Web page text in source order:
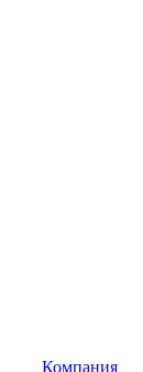
Компания